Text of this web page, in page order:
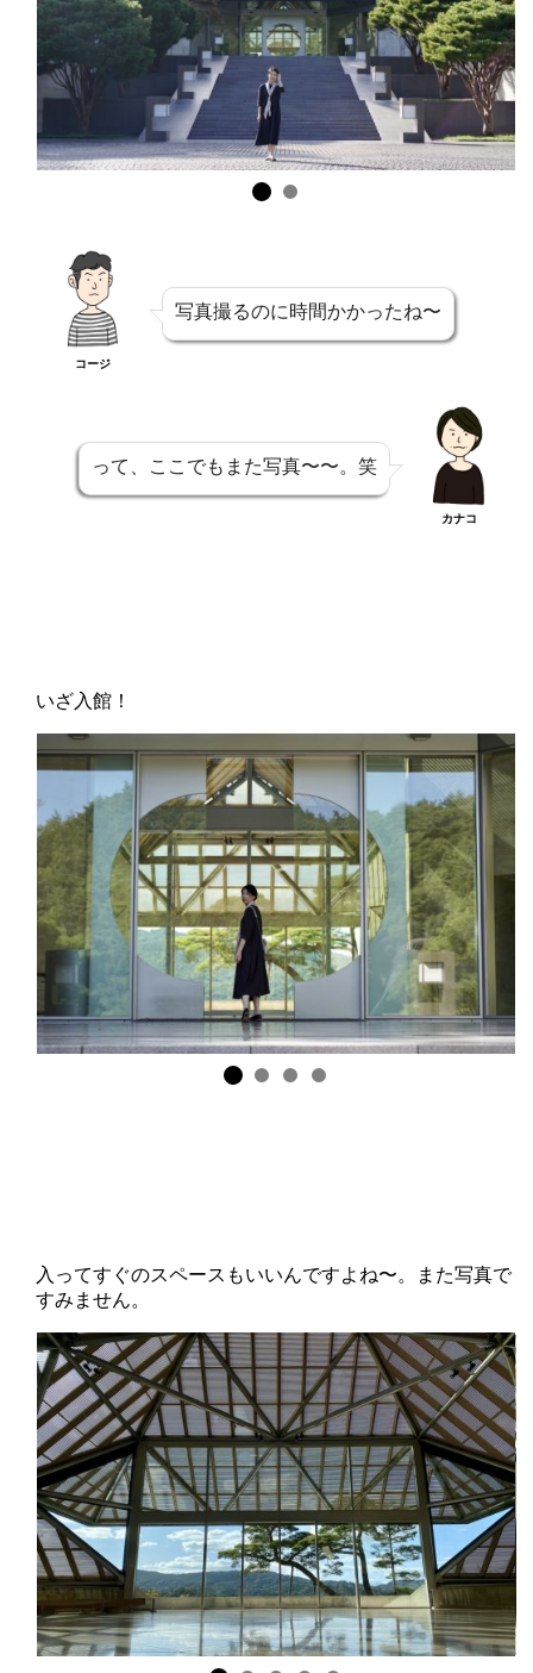
コージ
写真撮るのに時間かかったね〜
って、ここでもまた写真〜〜。笑
カナコ
いざ入館！
入ってすぐのスペースもいいんですよね〜。また写真で
すみません。